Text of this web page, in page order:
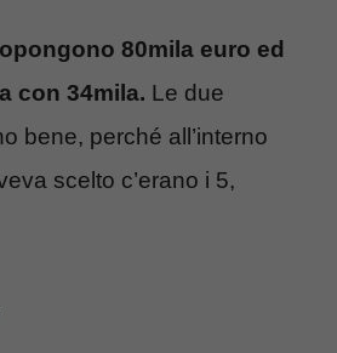
80mila euro ed
con 34mila. Le due
bene, perché all’interno
scelto c’erano i 5,